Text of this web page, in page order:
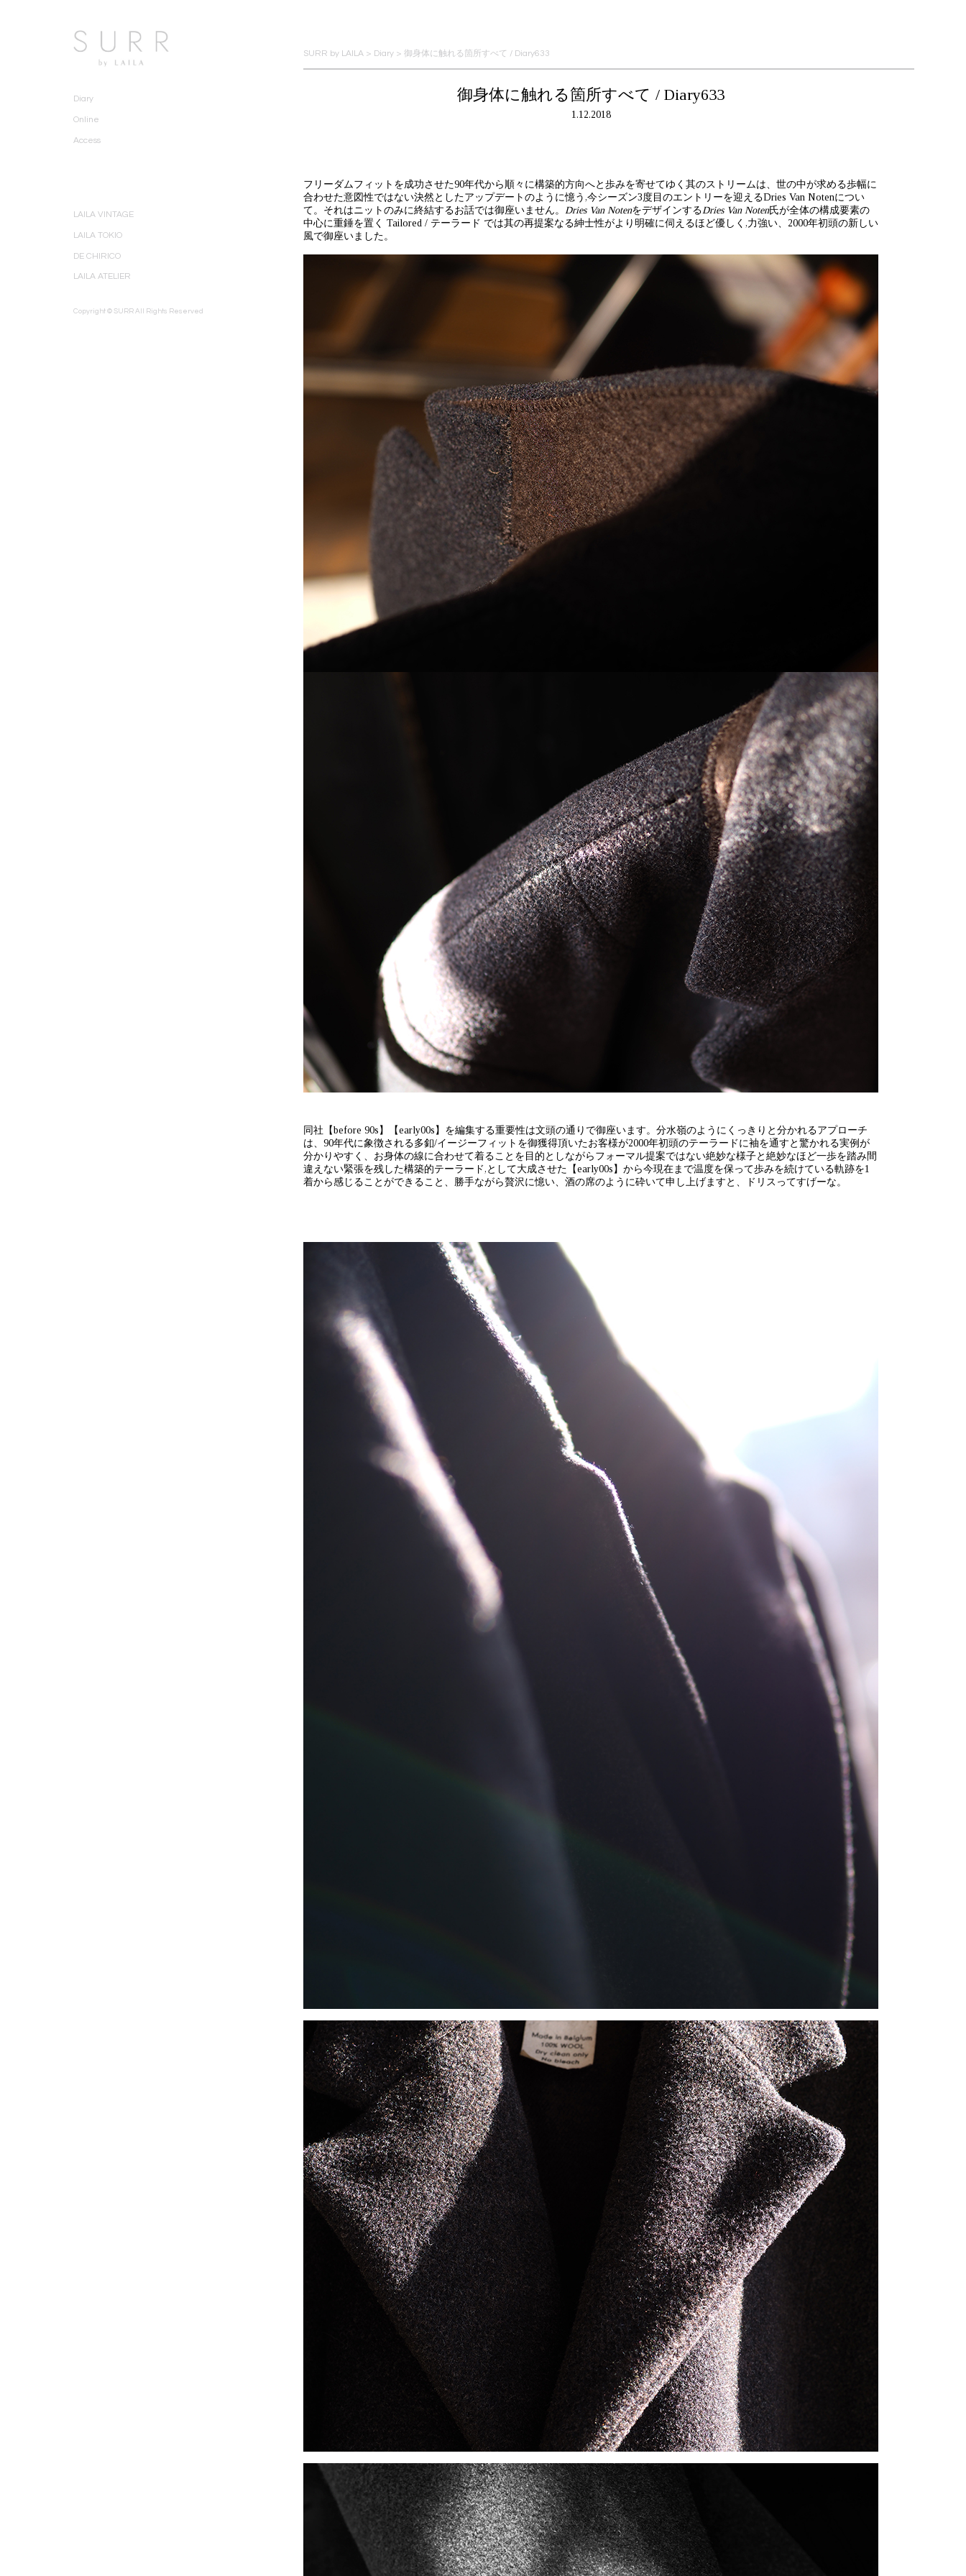
Diary
Online
Access
LAILA VINTAGE
LAILA TOKIO
DE CHIRICO
LAILA ATELIER
Copyright © SURR All Rights Reserved
SURR by LAILA > Diary > 御身体に触れる箇所すべて / Diary633
御身体に触れる箇所すべて / Diary633
1.12.2018
フリーダムフィットを成功させた90年代から順々に構築的方向へと歩みを寄せてゆく其のストリームは、世の中が求める歩幅に
合わせた意図性ではない決然としたアップデートのように憶う,今シーズン3度目のエントリーを迎えるDries Van Notenについ
て。それはニットのみに終結するお話では御座いません。 Dries Van NotenをデザインするDries Van Noten氏が全体の構成要素の
中心に重錘を置く Tailored / テーラード では其の再提案なる紳士性がより明確に伺えるほど優しく,力強い、2000年初頭の新しい
風で御座いました。
同社【before 90s】【early00s】を編集する重要性は文頭の通りで御座います。分水嶺のようにくっきりと分かれるアプローチ
は、90年代に象徴される多釦/イージーフィットを御獲得頂いたお客様が2000年初頭のテーラードに袖を通すと驚かれる実例が
分かりやすく、お身体の線に合わせて着ることを目的としながらフォーマル提案ではない絶妙な様子と絶妙なほど一歩を踏み間
違えない緊張を残した構築的テーラード,として大成させた【early00s】から今現在まで温度を保って歩みを続けている軌跡を1
着から感じることができること、勝手ながら贅沢に憶い、酒の席のように砕いて申し上げますと、ドリスってすげーな。